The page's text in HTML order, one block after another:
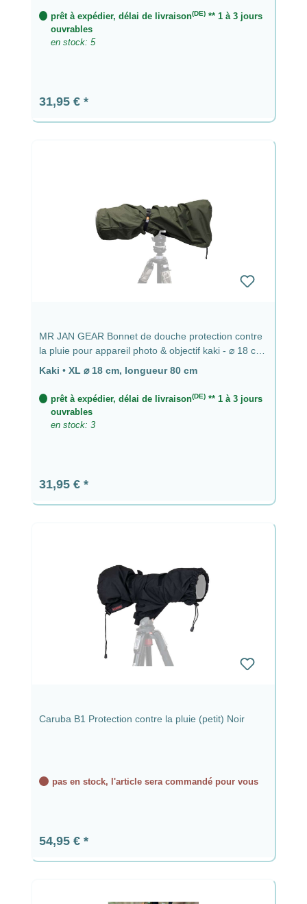
prêt à expédier, délai de livraison(DE)** 1 à 3 jours
ouvrables
en stock: 5
Prix régulier :
31,95 €
MR JAN GEAR Bonnet de douche protection contre
la pluie pour appareil photo & objectif kaki - ⌀ 18 cm,
longueur 80 cm
Kaki • XL ⌀ 18 cm, longueur 80 cm
prêt à expédier, délai de livraison(DE)** 1 à 3 jours
ouvrables
en stock: 3
Prix régulier :
31,95 €
Caruba B1 Protection contre la pluie (petit) Noir
pas en stock, l'article sera commandé pour vous
Prix régulier :
54,95 €